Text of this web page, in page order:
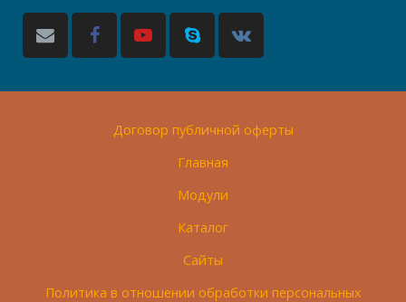
Договор публичной оферты
Главная
Модули
Каталог
Сайты
Политика в отношении обработки персональных